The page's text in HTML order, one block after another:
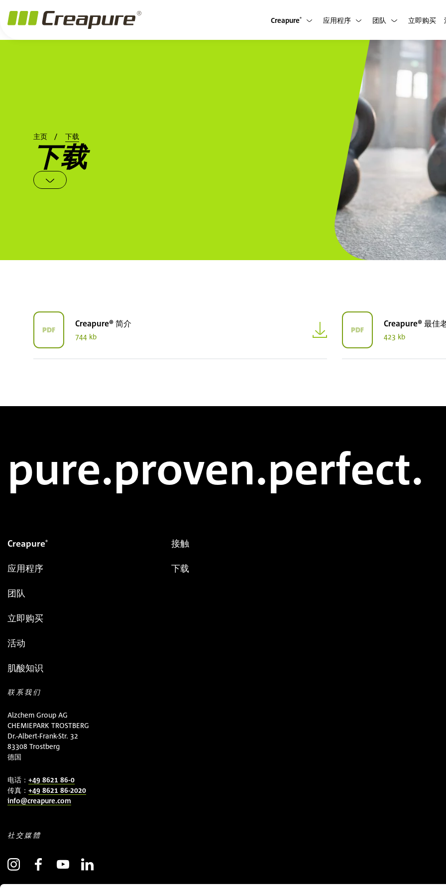
Creapure® 应用程序 团队 立即购买
主页 下载
下载
PDF
Creapure® 简介
744 kb
PDF
Creapure® 最佳
423 kb
pure.proven.perfect.
Creapure®
应用程序
团队
立即购买
活动
肌酸知识
接触
下载
联系我们
Alzchem Group AG
CHEMIEPARK TROSTBERG
Dr.-Albert-Frank-Str. 32
83308 Trostberg
德国
电话： +49 8621 86-0
传真： +49 8621 86-2020
info@creapure.com
社交媒體